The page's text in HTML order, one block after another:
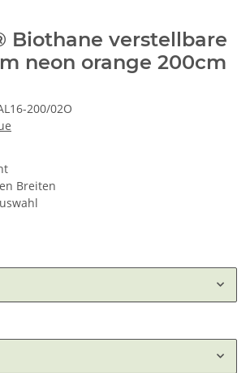
Biothane verstellbare
neon orange 200cm
200/02O
Breiten